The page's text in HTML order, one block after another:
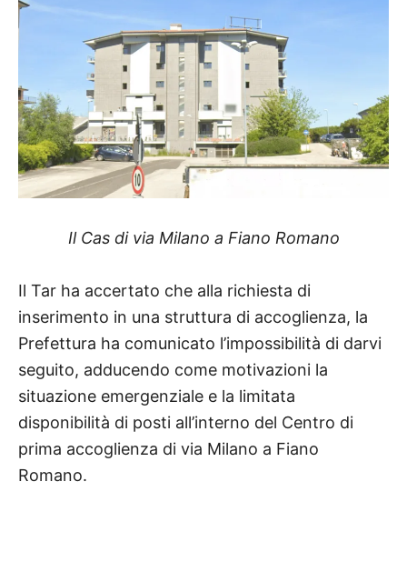
Il Cas di via Milano a Fiano Romano
Il Tar ha accertato che alla richiesta di
inserimento in una struttura di accoglienza, la
Prefettura ha comunicato l’impossibilità di darvi
seguito, adducendo come motivazioni la
situazione emergenziale e la limitata
disponibilità di posti all’interno del Centro di
prima accoglienza di via Milano a Fiano
Romano.